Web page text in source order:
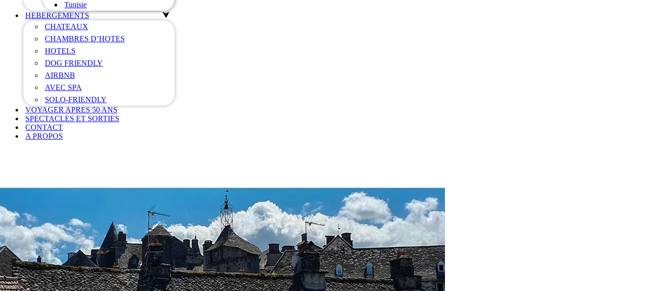
Tunisie
HEBERGEMENTS
CHATEAUX
CHAMBRES D’HOTES
HOTELS
DOG FRIENDLY
AIRBNB
AVEC SPA
SOLO-FRIENDLY
VOYAGER APRES 50 ANS
SPECTACLES ET SORTIES
CONTACT
A PROPOS